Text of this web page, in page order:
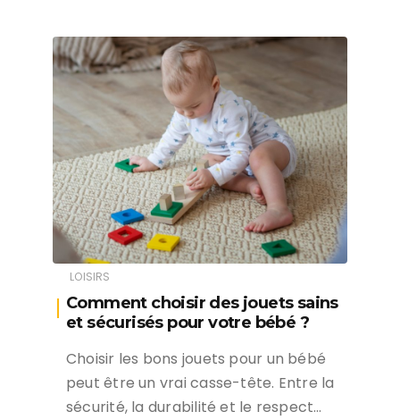
LOISIRS
Comment choisir des jouets sains
et sécurisés pour votre bébé ?
Choisir les bons jouets pour un bébé
peut être un vrai casse-tête. Entre la
sécurité, la durabilité et le respect…